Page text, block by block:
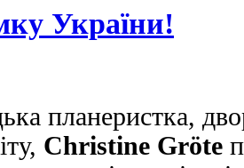
України!
планеристка,
Christine Gröte